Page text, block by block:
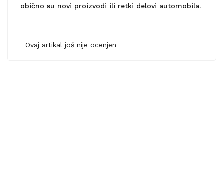
obično su novi proizvodi ili retki delovi automobila.
Ovaj artikal još nije ocenjen